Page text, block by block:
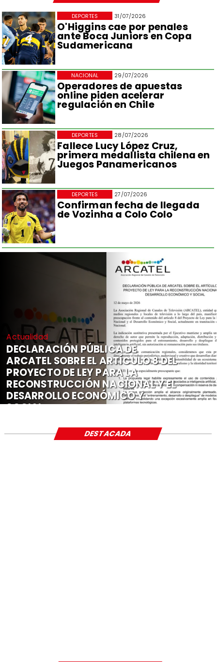
31/07/2026
O'Higgins cae por penales
ante Boca Juniors en Copa
Sudamericana
DEPORTES
29/07/2026
Operadores de apuestas
online piden acelerar
regulación en Chile
NACIONAL
28/07/2026
Fallece Lucy López Cruz,
primera medallista chilena en
Juegos Panamericanos
DEPORTES
27/07/2026
Confirman fecha de llegada
de Vozinha a Colo Colo
DEPORTES
Actualidad
DECLARACIÓN PÚBLICA DE
ARCATEL SOBRE EL ARTÍCULO 8 DEL
PROYECTO DE LEY PARA LA
RECONSTRUCCIÓN NACIONAL Y EL
DESARROLLO ECONÓMICO Y
SOCIAL
DESTACADA